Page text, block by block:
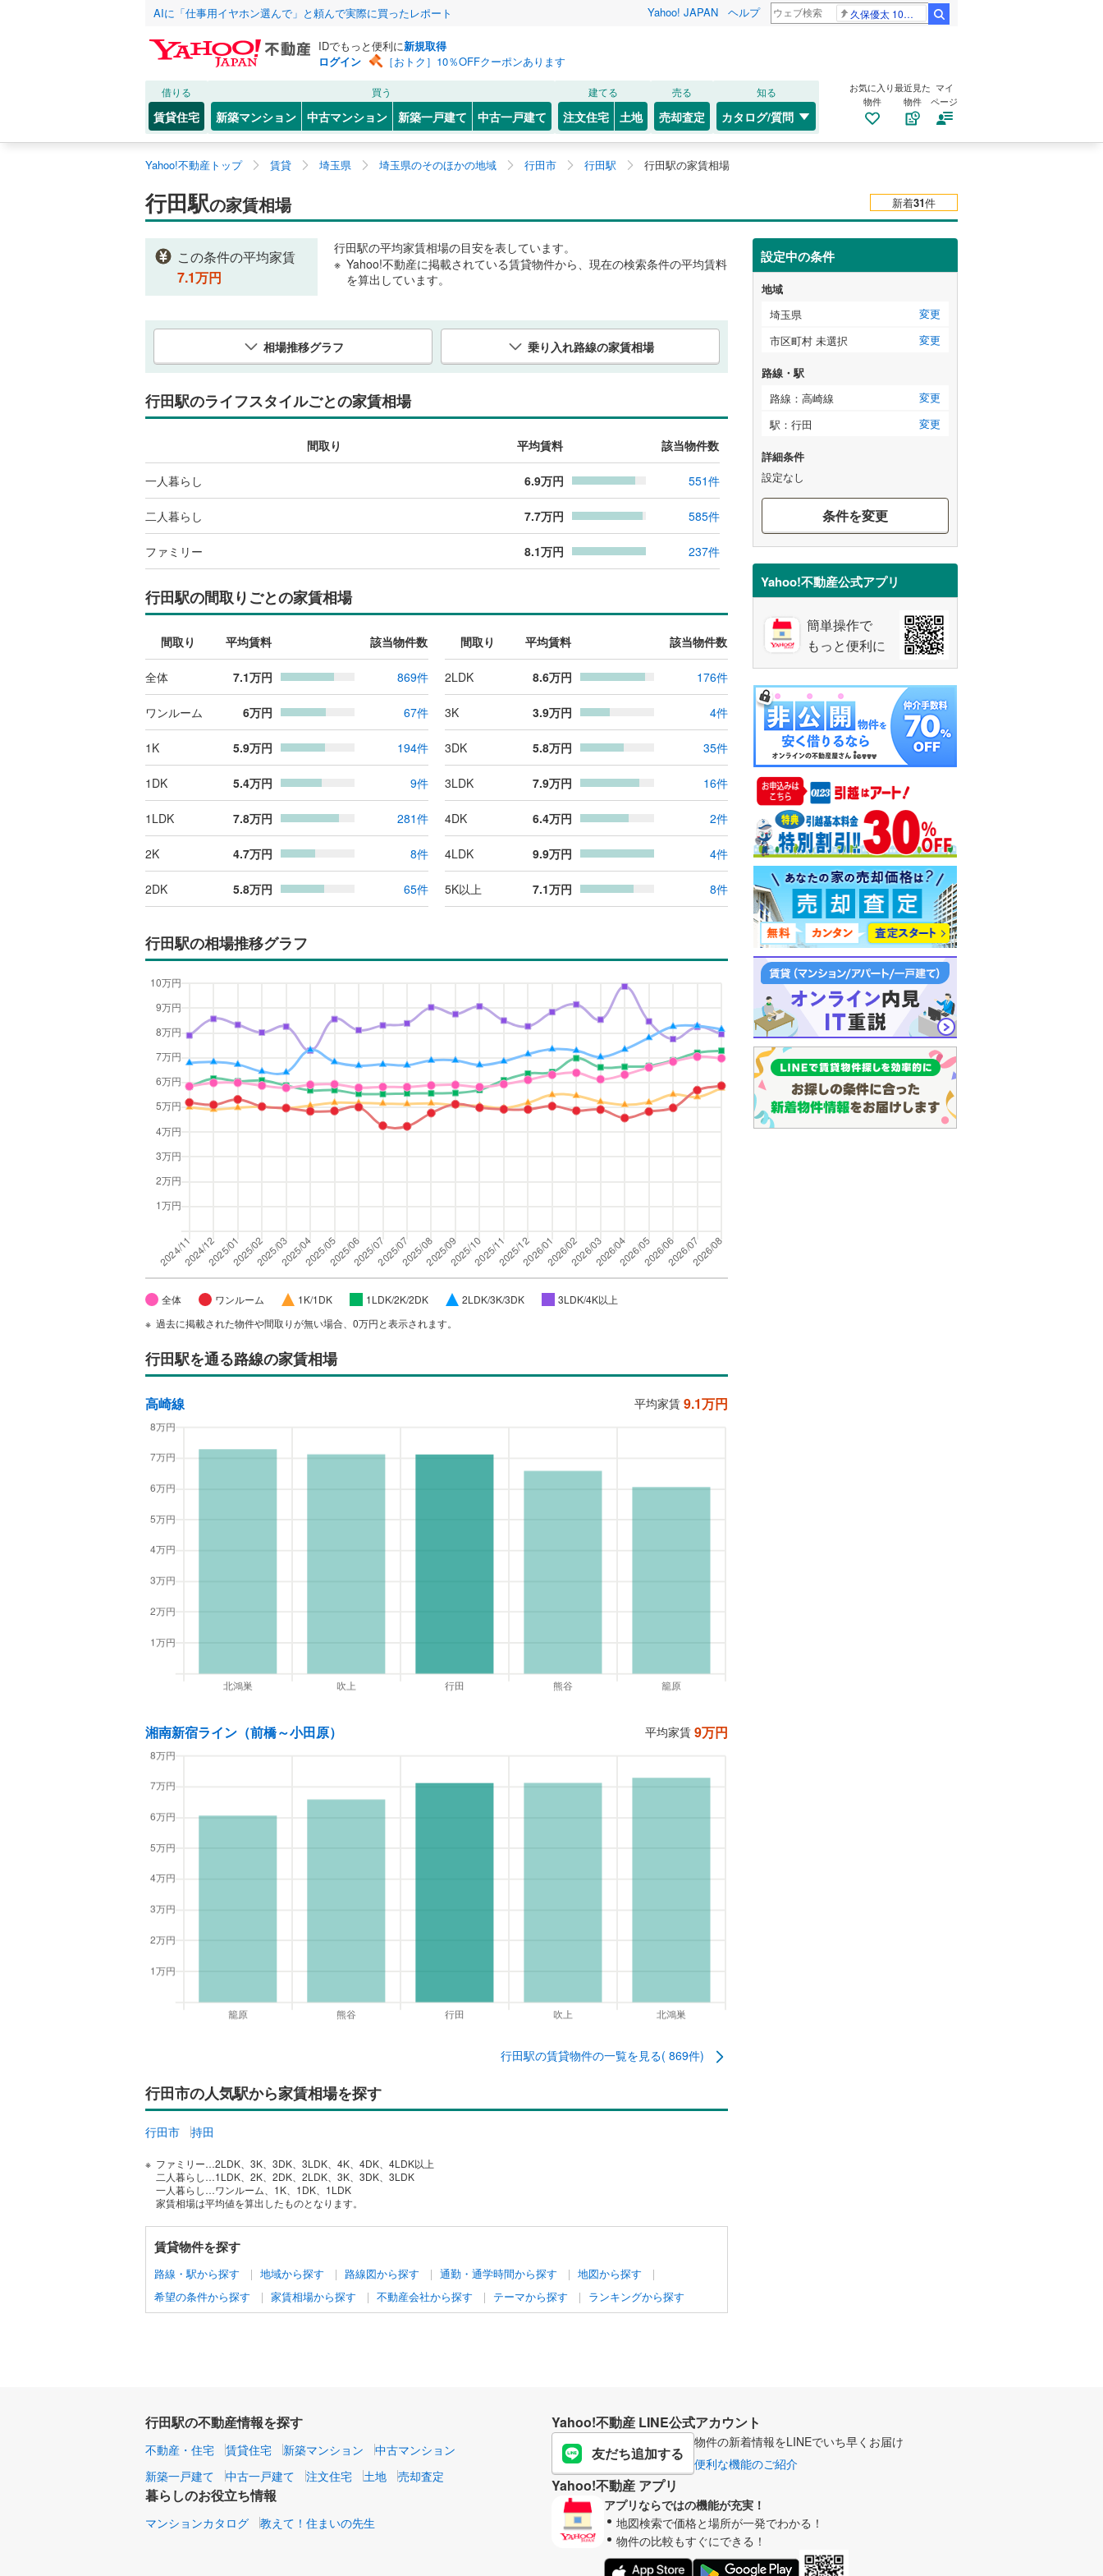
AIに「仕事用イヤホン選んで」と頼んで実際に買ったレポート Yahoo! JAPAN ヘルプ 久保優太 10代女性
IDでもっと便利に新規取得
ログイン
［おトク］10％OFFクーポンあります
借りる
賃貸住宅
買う
新築マンション 中古マンション 新築一戸建て 中古一戸建て
建てる
注文住宅 土地
売る
売却査定
知る
カタログ/質問
お気に入り
物件
最近見た
物件
マイ
ページ
Yahoo!不動産トップ 賃貸 埼玉県 埼玉県のそのほかの地域 行田市 行田駅 行田駅の家賃相場
行田駅の家賃相場 新着31件
この条件の平均家賃
7.1万円
行田駅の平均家賃相場の目安を表しています。
Yahoo!不動産に掲載されている賃貸物件から、現在の検索条件の平均賃料
を算出しています。
相場推移グラフ 乗り入れ路線の家賃相場
行田駅のライフスタイルごとの家賃相場
間取り 平均賃料 該当物件数
一人暮らし 6.9万円 551件
二人暮らし 7.7万円 585件
ファミリー 8.1万円 237件
行田駅の間取りごとの家賃相場
間取り 平均賃料 該当物件数 間取り 平均賃料 該当物件数
全体 7.1万円 869件 2LDK 8.6万円 176件
ワンルーム 6万円 67件 3K 3.9万円 4件
1K 5.9万円 194件 3DK 5.8万円 35件
1DK 5.4万円 9件 3LDK 7.9万円 16件
1LDK 7.8万円 281件 4DK 6.4万円 2件
2K 4.7万円 8件 4LDK 9.9万円 4件
2DK 5.8万円 65件 5K以上 7.1万円 8件
行田駅の相場推移グラフ
全体 ワンルーム 1K/1DK 1LDK/2K/2DK 2LDK/3K/3DK
3LDK/4K以上
過去に掲載された物件や間取りが無い場合、0万円と表示されます。
行田駅を通る路線の家賃相場
高崎線 平均家賃 9.1万円
湘南新宿ライン（前橋～小田原） 平均家賃 9万円
行田駅の賃貸物件の一覧を見る( 869件)
行田市の人気駅から家賃相場を探す
行田市 持田
ファミリー…2LDK、3K、3DK、3LDK、4K、4DK、4LDK以上
二人暮らし…1LDK、2K、2DK、2LDK、3K、3DK、3LDK
一人暮らし…ワンルーム、1K、1DK、1LDK
家賃相場は平均値を算出したものとなります。
賃貸物件を探す
路線・駅から探す 地域から探す 路線図から探す 通勤・通学時間から探す
地図から探す
希望の条件から探す
家賃相場から探す 不動産会社から探す テーマから探す ランキングから探す
設定中の条件
地域
埼玉県
変更
市区町村 未選択
変更
路線・駅
路線：高崎線
変更
駅：行田
変更
詳細条件
設定なし
条件を変更
Yahoo!不動産公式アプリ
簡単操作で
もっと便利に
行田駅の不動産情報を探す
不動産・住宅 賃貸住宅 新築マンション
中古マンション
新築一戸建て
中古一戸建て 注文住宅 土地 売却査定
暮らしのお役立ち情報
マンションカタログ 教えて！住まいの先生
Yahoo!不動産 LINE公式アカウント
友だち追加する
物件の新着情報をLINEでいち早くお届け
便利な機能のご紹介
Yahoo!不動産 アプリ
アプリならではの機能が充実！
地図検索で価格と場所が一発でわかる！
物件の比較もすぐにできる！